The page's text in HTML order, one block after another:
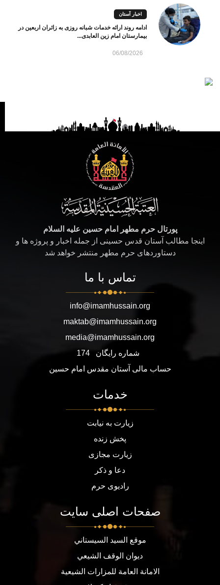
اخبار آستان
ادامه روند ارائه خدمات شبانه روزی به زائران اربعین در
بیمارستان امام زین العابدی...
06/08/2026
پورتال حرم مطهر امام حسین علیه السلام
اینجا مطالب آستان قدس حسینی از جمله اخبار و پروژه ها و
دستاوردهای حرم مطهر منتشر خواهد شد
تماس با ما
info@imamhussain.org
maktab@imamhussain.org
media@imamhussain.org
شماره رایگان
174
حساب مالی آستان مقدس امام حسین
خدمات
زیارت به نیابت
پخش زنده
زیارت مجازی
دعا و ذکر
رادیوی حرم
صفحات اصلی سایت
موقع السيد السيستاني
ديوان الوقف الشيعي
الامانة العامة للمزارات الشيعية